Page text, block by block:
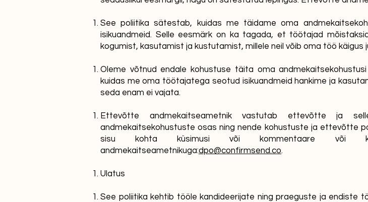
See poliitika sätestab, kuidas me täidame oma
isikuandmeid. Selle eesmärk on ka tagada, et töötajad
kogumist, kasutamist ja kustutamist, millele neil võib oma töö käigus
Oleme võtnud endale kohustuse täita oma
kuidas me oma töötajatega seotud isikuandmeid hankime ja
seda enam ei vajata.
Ettevõtte andmekaitseametnik vastutab ettevõtte ja
andmekaitsekohustuste osas ning nende kohustuste ja ettevõtte
sisu kohta küsimusi või kommentaare või
andmekaitseametnikuga:dpo@confirmsend.co.
Ulatus
See poliitika kehtib tööle kandideerijate ning praeguste ja endiste